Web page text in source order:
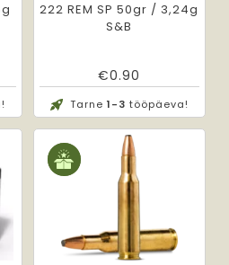
222 REM SP 50gr / 3,24g
S&B
€0.90
Tarne 1-3 tööpäeva!